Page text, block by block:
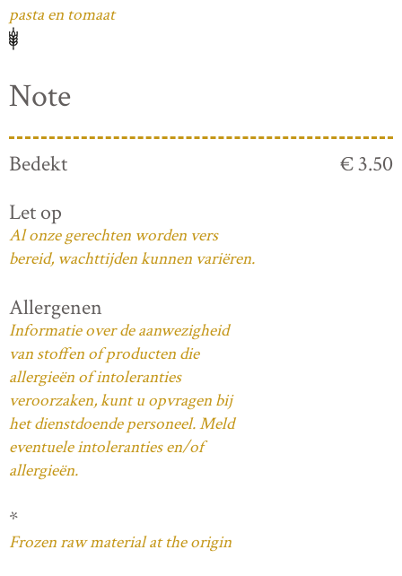
pasta en tomaat
Note
Bedekt
€ 3.50
Let op
Al onze gerechten worden vers
bereid, wachttijden kunnen variëren.
Allergenen
Informatie over de aanwezigheid
van stoffen of producten die
allergieën of intoleranties
veroorzaken, kunt u opvragen bij
het dienstdoende personeel. Meld
eventuele intoleranties en/of
allergieën.
*
Frozen raw material at the origin